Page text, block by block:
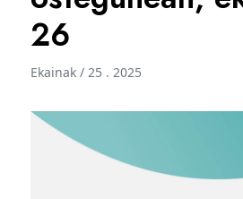
26
Ekainak / 25 . 2025